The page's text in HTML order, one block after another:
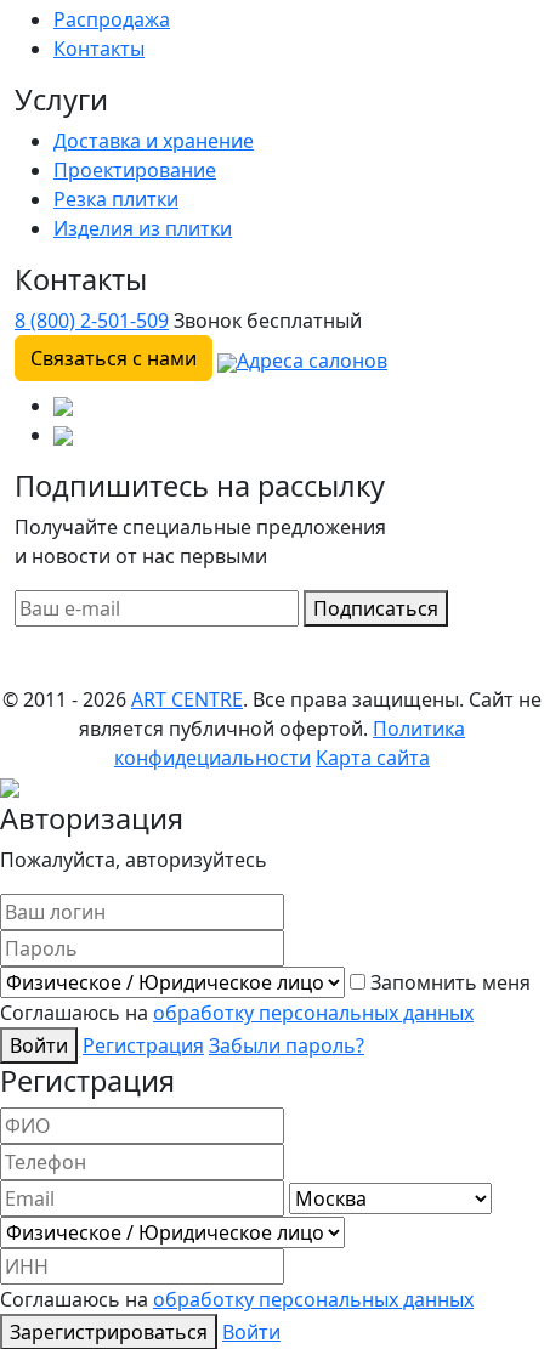
Распродажа
Контакты
Услуги
Доставка и хранение
Проектирование
Резка плитки
Изделия из плитки
Контакты
8 (800) 2-501-509Звонок бесплатный
Связаться с нами
Адреса салонов
Подпишитесь на рассылку
Получайте специальные предложения
и новости от нас первыми
Подписаться
© 2011 - 2026ART CENTRE. Все права защищены. Сайт не
является публичной офертой. Политика
конфидециальности Карта сайта
Авторизация
Пожалуйста, авторизуйтесь
Запомнить меня
Соглашаюсь на обработку персональных данных
Войти
Регистрация Забыли пароль?
Регистрация
Соглашаюсь на обработку персональных данных
Зарегистрироваться
Войти